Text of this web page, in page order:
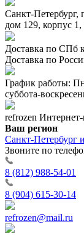
Санкт-Петербург,
дом 129, корпус
Доставка по СПб
Доставка по
График работы:
суббота-
refrozen Интернет-
Ваш регион
Санкт-Петербург
Звоните по
8 (812) 988-54-01
8 (904) 615-30-14
refrozen@mail.ru